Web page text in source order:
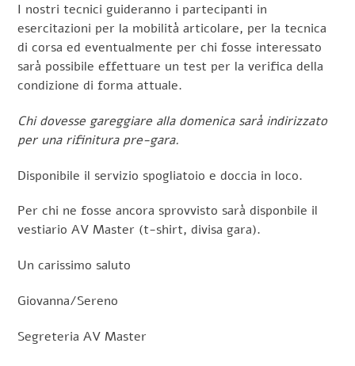
I nostri tecnici guideranno i partecipanti in
esercitazioni per la mobilità articolare, per la tecnica
di corsa ed eventualmente per chi fosse interessato
sarà possibile effettuare un test per la verifica della
condizione di forma attuale.
Chi dovesse gareggiare alla domenica sarà indirizzato
per una rifinitura pre-gara.
Disponibile il servizio spogliatoio e doccia in loco.
Per chi ne fosse ancora sprovvisto sarà disponbile il
vestiario AV Master (t-shirt, divisa gara).
Un carissimo saluto
Giovanna/Sereno
Segreteria AV Master